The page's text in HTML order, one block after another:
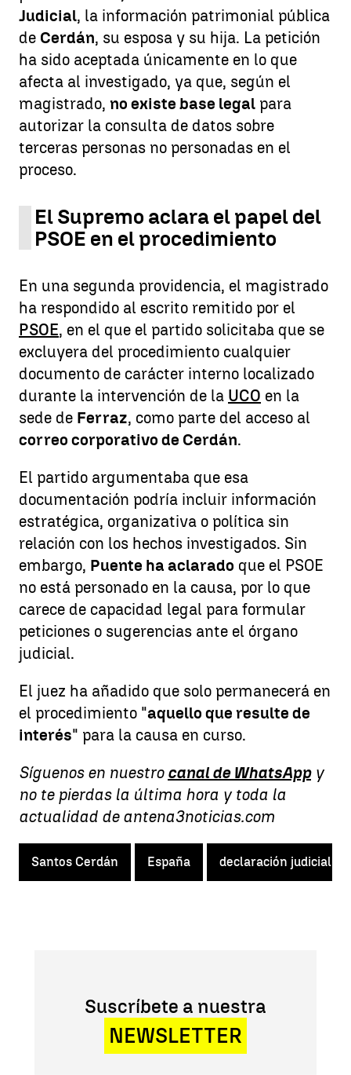
Judicial, la información patrimonial pública
de Cerdán, su esposa y su hija. La petición
ha sido aceptada únicamente en lo que
afecta al investigado, ya que, según el
magistrado, no existe base legal para
autorizar la consulta de datos sobre
terceras personas no personadas en el
proceso.
El Supremo aclara el papel del
PSOE en el procedimiento
En una segunda providencia, el magistrado
ha respondido al escrito remitido por el
PSOE, en el que el partido solicitaba que se
excluyera del procedimiento cualquier
documento de carácter interno localizado
durante la intervención de la UCO en la
sede de Ferraz, como parte del acceso al
correo corporativo de Cerdán.
El partido argumentaba que esa
documentación podría incluir información
estratégica, organizativa o política sin
relación con los hechos investigados. Sin
embargo, Puente ha aclarado que el PSOE
no está personado en la causa, por lo que
carece de capacidad legal para formular
peticiones o sugerencias ante el órgano
judicial.
El juez ha añadido que solo permanecerá en
el procedimiento "aquello que resulte de
interés" para la causa en curso.
Síguenos en nuestro canal de WhatsAppy
no te pierdas la última hora y toda la
actualidad de antena3noticias.com
Santos Cerdán España declaración judicial
Suscríbete a nuestra
NEWSLETTER